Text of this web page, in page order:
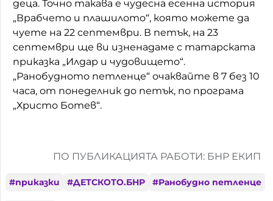
деца. Точно такава е чудесна есенна история
„Врабчето и плашилото“, която можете да
чуете на 22 септември. В петък, на 23
септември ще ви изненадаме с татарската
приказка „Илдар и чудовището“.
„Ранобудното петленце“ очаквайте в 7 без 10
часа, от понеделник до петък, по програма
„Христо Ботев“.
ПО ПУБЛИКАЦИЯТА РАБОТИ: БНР ЕКИП
#приказки #ДЕТСКОТО.БНР #Ранобудно петленце